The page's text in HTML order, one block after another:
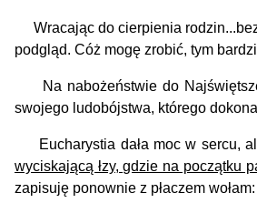
Wracając do cierpienia
podgląd. Cóż mogę zrobić, tym
Na nabożeństwie do
swojego ludobójstwa, którego
Eucharystia dała moc w sercu,
wyciskającą łzy, gdzie na początku
zapisuję ponownie z płaczem